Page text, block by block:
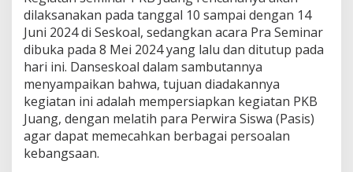
dilaksanakan pada tanggal 10 sampai dengan 14
Juni 2024 di Seskoal, sedangkan acara Pra Seminar
dibuka pada 8 Mei 2024 yang lalu dan ditutup pada
hari ini. Danseskoal dalam sambutannya
menyampaikan bahwa, tujuan diadakannya
kegiatan ini adalah mempersiapkan kegiatan PKB
Juang, dengan melatih para Perwira Siswa (Pasis)
agar dapat memecahkan berbagai persoalan
kebangsaan.